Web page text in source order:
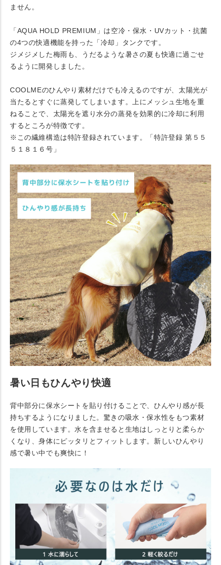
ません。
「AQUA HOLD PREMIUM」は空冷・保水・UVカット・抗菌
の4つの快適機能を持った「冷却」タンクです。
ジメジメした梅雨も、うだるような暑さの夏も快適に過ごせ
るように開発しました。
COOLMEのひんやり素材だけでも冷えるのですが、太陽光が
当たるとすぐに蒸発してしまいます。上にメッシュ生地を重
ねることで、太陽光を遮り水分の蒸発を効果的に冷却に利用
するところが特徴です。
※この繊維構造は特許登録されています。「特許登録 第５５
５１８１６号」
暑い日もひんやり快適
背中部分に保水シートを貼り付けることで、ひんやり感が長
持ちするようになりました。驚きの吸水・保水性をもつ素材
を使用しています。水を含ませると生地はしっとりと柔らか
くなり、身体にピッタリとフィットします。新しいひんやり
感で暑い中でも爽快に！